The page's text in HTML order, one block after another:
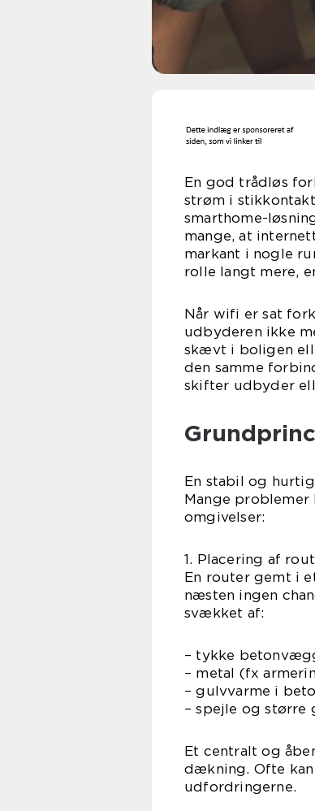
En god trådløs
strøm i
smarthome-
mange, at
markant i nogle
rolle langt mere,
Når wifi er sat
udbyderen ikke
skævt i boligen
den samme
skifter udbyder
En stabil og
Mange
omgivelser:
1. Placering af
En router gemt i
næsten ingen
svækket af:
– tykke
– metal (fx
– gulvvarme i
– spejle og større
Et centralt og
dækning. Ofte
udfordringerne.